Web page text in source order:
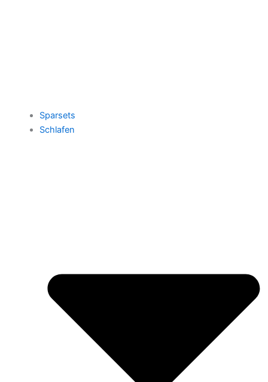
Sparsets
Schlafen